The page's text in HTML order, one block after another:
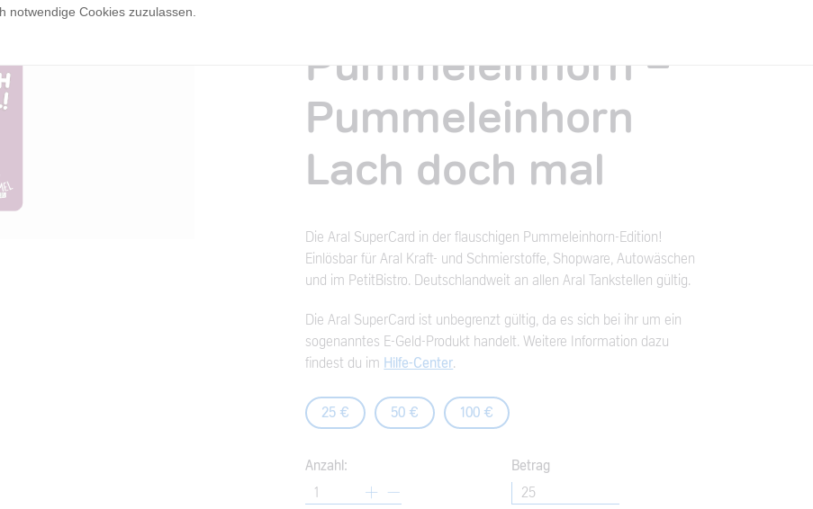
Cookies zuzulassen.
Pummeleinhorn -
Pummeleinhorn
Lach doch mal
Die Aral SuperCard in der flauschigen Pummeleinhorn-Edition!
Einlösbar für Aral Kraft- und Schmierstoffe, Shopware, Autowäschen
und im PetitBistro. Deutschlandweit an allen Aral Tankstellen gültig.
Die Aral SuperCard ist unbegrenzt gültig, da es sich bei ihr um ein
sogenanntes E-Geld-Produkt handelt. Weitere Information dazu
findest du im Hilfe-Center.
25 € 50 € 100 €
Anzahl: Betrag